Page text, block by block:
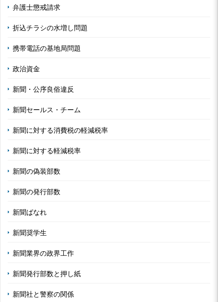
弁護士懲戒請求
折込チラシの水増し問題
携帯電話の基地局問題
政治資金
新聞・公序良俗違反
新聞セールス・チーム
新聞に対する消費税の軽減税率
新聞に対する軽減税率
新聞の偽装部数
新聞の発行部数
新聞ばなれ
新聞奨学生
新聞業界の政界工作
新聞発行部数と押し紙
新聞社と警察の関係